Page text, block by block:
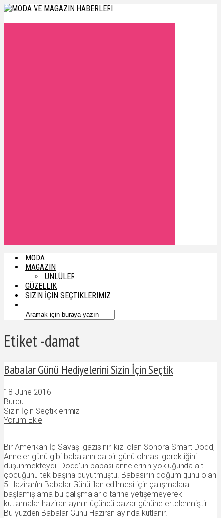
MODA
MAGAZIN
ÜNLÜLER
GÜZELLIK
SIZIN İÇIN SEÇTIKLERIMIZ
Etiket -damat
Babalar Günü Hediyelerini Sizin İçin Seçtik
18 June 2016
Burcu
Sizin İçin Seçtiklerimiz
Yorum Ekle
Bir Amerikan İç Savaşı gazisinin kızı olan Sonora Smart Dodd,
Anneler günü gibi babaların da bir günü olması gerektiğini
düşünmekteydi. Dodd’un babası annelerinin yokluğunda altı
çocuğunu tek başına büyütmüştü. Babasının doğum günü olan
5 Haziran’ın Babalar Günü ilan edilmesi için çalışmalara
başlamış ama bu çalışmalar o tarihe yetişemeyerek
kutlamalar haziran ayının üçüncü pazar gününe ertelenmiştir.
Bu yüzden Babalar Günü Haziran ayında kutlanır.